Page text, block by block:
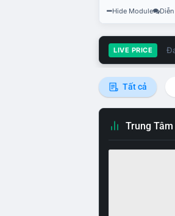
Hide Module
LIVE PRICE
Tất cả
Trung